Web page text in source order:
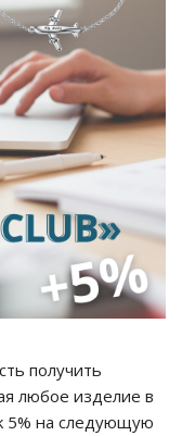
получить
любое изделие в
5% на следующую